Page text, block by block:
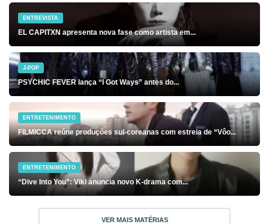
ENTREVISTA
EL CAPITXN apresenta nova fase como artista em...
J-POP
PSYCHIC FEVER lança “I Got Ways” antes do...
ENTRETENIMENTO
FILMICCA reúne produções sul-coreanas com estreia de “Vôo...
ENTRETENIMENTO
“Dive Into You”: Viki anuncia novo K-drama com...
VER MAIS MATÉRIAS